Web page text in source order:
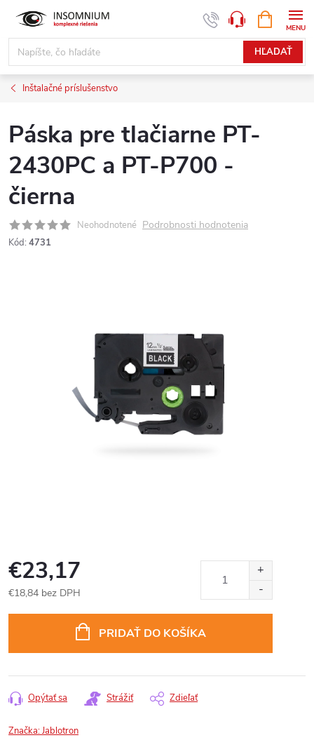
obsah
HĽADAŤ
KOŠÍK
Inštalačné príslušenstvo
Páska pre tlačiarne PT-
2430PC a PT-P700 -
čierna
Neohodnotené Podrobnosti hodnotenia
Kód: 4731
€23,17
€18,84 bez DPH
PRIDAŤ DO KOŠÍKA
Opýtať sa Strážiť Zdieľať
Značka:Jablotron
www.insomnium.sk - Chat